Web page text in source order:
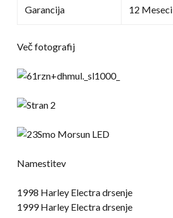
Garancija 12 Meseci
Več fotografij
Namestitev
1998 Harley Electra drsenje
1999 Harley Electra drsenje